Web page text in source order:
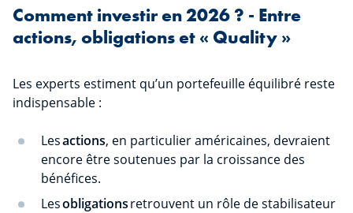
Comment investir en 2026 ? - Entre
actions, obligations et « Quality »
Les experts estiment qu’un portefeuille équilibré reste
indispensable :
Lesactions, en particulier américaines, devraient
encore être soutenues par la croissance des
bénéfices.
Lesobligationsretrouvent un rôle de stabilisateur